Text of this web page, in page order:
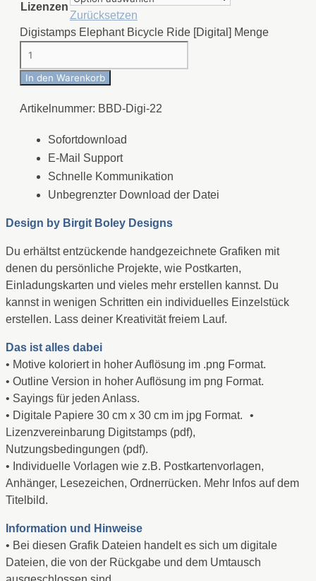
Lizenzen
Zurücksetzen
Digistamps Elephant Bicycle Ride [Digital] Menge
In den Warenkorb
Artikelnummer: BBD-Digi-22
Sofortdownload
E-Mail Support
Schnelle Kommunikation
Unbegrenzter Download der Datei
Design by Birgit Boley Designs
Du erhältst entzückende handgezeichnete Grafiken mit
denen du persönliche Projekte, wie Postkarten,
Einladungskarten und vieles mehr erstellen kannst. Du
kannst in wenigen Schritten ein individuelles Einzelstück
erstellen. Lass deiner Kreativität freiem Lauf.
Das ist alles dabei
• Motive koloriert in hoher Auflösung im .png Format.
• Outline Version in hoher Auflösung im png Format.
• Sayings für jeden Anlass.
• Digitale Papiere 30 cm x 30 cm im jpg Format. •
Lizenzvereinbarung Digitstamps (pdf),
Nutzungsbedingungen (pdf).
• Individuelle Vorlagen wie z.B. Postkartenvorlagen,
Anhänger, Lesezeichen, Ordnerrücken. Mehr Infos auf dem
Titelbild.
Information und Hinweise
• Bei diesen Grafik Dateien handelt es sich um digitale
Dateien, die von der Rückgabe und dem Umtausch